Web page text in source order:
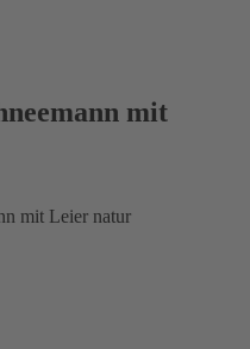
mit
mit Leier natur